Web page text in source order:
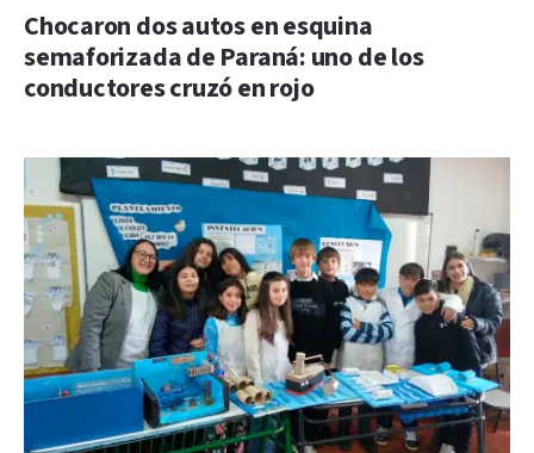
Chocaron dos autos en esquina
semaforizada de Paraná: uno de los
conductores cruzó en rojo